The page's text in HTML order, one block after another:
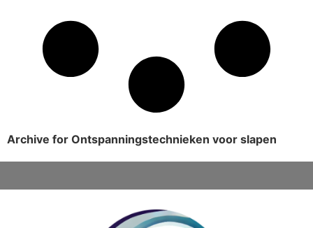
Archive for Ontspanningstechnieken voor slapen